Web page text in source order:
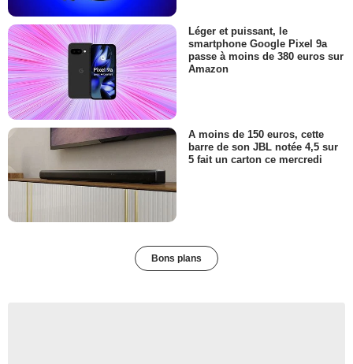
Léger et puissant, le
smartphone Google Pixel 9a
passe à moins de 380 euros sur
Amazon
A moins de 150 euros, cette
barre de son JBL notée 4,5 sur
5 fait un carton ce mercredi
Bons plans